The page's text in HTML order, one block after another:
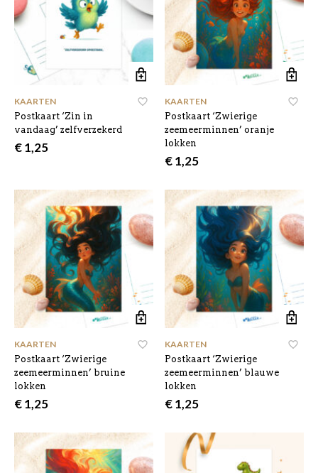
KAARTEN
Postkaart ‘Zin in
vandaag’ zelfverzekerd
€1,25
KAARTEN
Postkaart ‘Zwierige
zeemeerminnen’ oranje
lokken
€1,25
KAARTEN
Postkaart ‘Zwierige
zeemeerminnen’ bruine
lokken
€1,25
KAARTEN
Postkaart ‘Zwierige
zeemeerminnen’ blauwe
lokken
€1,25